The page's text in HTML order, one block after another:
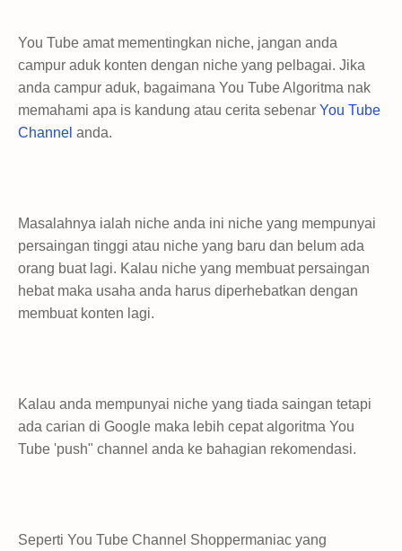
You Tube amat mementingkan niche, jangan anda
campur aduk konten dengan niche yang pelbagai. Jika
anda campur aduk, bagaimana You Tube Algoritma nak
memahami apa is kandung atau cerita sebenar You Tube
Channel anda.
Masalahnya ialah niche anda ini niche yang mempunyai
persaingan tinggi atau niche yang baru dan belum ada
orang buat lagi. Kalau niche yang membuat persaingan
hebat maka usaha anda harus diperhebatkan dengan
membuat konten lagi.
Kalau anda mempunyai niche yang tiada saingan tetapi
ada carian di Google maka lebih cepat algoritma You
Tube 'push" channel anda ke bahagian rekomendasi.
Seperti You Tube Channel Shoppermaniac yang